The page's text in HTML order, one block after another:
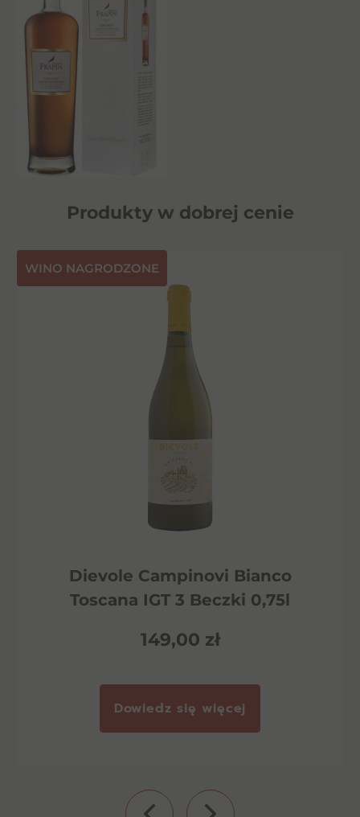
Produkty w dobrej cenie
⁠WINO NAGRODZONE
Dievole Campinovi Bianco
Toscana IGT 3 Beczki 0,75l
149,00 zł
Dowiedz się więcej